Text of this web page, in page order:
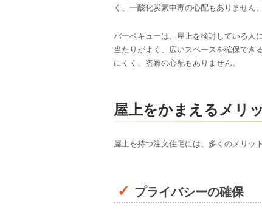
く、一酸化炭素中毒の心配もありません
バーベキューは、屋上を検討している人
当たりがよく、広いスペースを確保でき
にくく、盗難の心配もありません。
屋上をかまえるメリ
屋上を持つ注文住宅には、多くのメリッ
プライバシーの確保